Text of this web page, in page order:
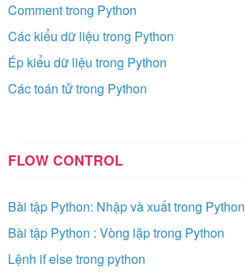
Comment trong Python
Các kiểu dữ liệu trong Python
Ép kiểu dữ liệu trong Python
Các toán tử trong Python
FLOW CONTROL
Bài tập Python: Nhập và xuất trong Python
Bài tập Python : Vòng lặp trong Python
Lệnh if else trong python